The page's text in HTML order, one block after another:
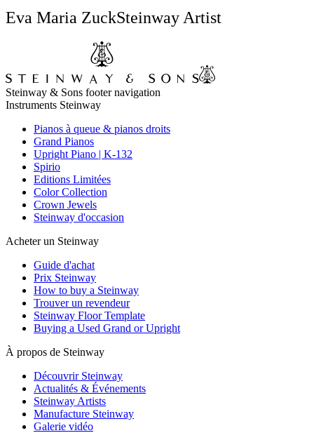
Eva Maria ZuckSteinway Artist
Steinway & Sons footer navigation
Instruments Steinway
Pianos à queue & pianos droits
Grand Pianos
Upright Piano | K-132
Spirio
Editions Limitées
Color Collection
Crown Jewels
Steinway d'occasion
Acheter un Steinway
Guide d'achat
Prix Steinway
How to buy a Steinway
Trouver un revendeur
Steinway Floor Template
Buying a Used Grand or Upright
À propos de Steinway
Découvrir Steinway
Actualités & Événements
Steinway Artists
Manufacture Steinway
Galerie vidéo